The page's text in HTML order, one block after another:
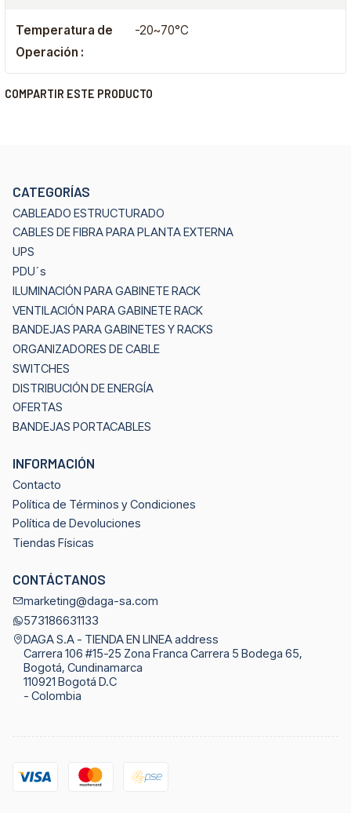
Temperatura de
Operación :
-20~70°C
COMPARTIR ESTE PRODUCTO
CATEGORÍAS
CABLEADO ESTRUCTURADO
CABLES DE FIBRA PARA PLANTA EXTERNA
UPS
PDU´s
ILUMINACIÓN PARA GABINETE RACK
VENTILACIÓN PARA GABINETE RACK
BANDEJAS PARA GABINETES Y RACKS
ORGANIZADORES DE CABLE
SWITCHES
DISTRIBUCIÓN DE ENERGÍA
OFERTAS
BANDEJAS PORTACABLES
INFORMACIÓN
Contacto
Política de Términos y Condiciones
Política de Devoluciones
Tiendas Físicas
CONTÁCTANOS
marketing@daga-sa.com
573186631133
DAGA S.A - TIENDA EN LINEA address
Carrera 106 #15-25 Zona Franca Carrera 5 Bodega 65,
Bogotá, Cundinamarca
110921 Bogotá D.C
- Colombia